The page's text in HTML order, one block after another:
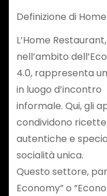
Definizione di
L’Home
nell’ambito
4.0, rappresenta
in luogo d’incontro
informale. Qui, gli
condividono ricette
autentiche e
socialità unica.
Questo settore,
Economy” o